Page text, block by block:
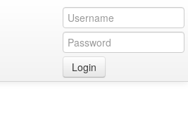
Login